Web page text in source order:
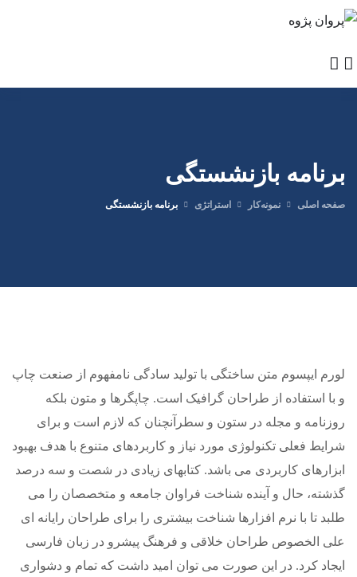
برنامه بازنشستگی
صفحه اصلی نمونه‌کار استراتژی برنامه بازنشستگی
لورم ایپسوم متن ساختگی با تولید سادگی نامفهوم از صنعت چاپ
و با استفاده از طراحان گرافیک است. چاپگرها و متون بلکه
روزنامه و مجله در ستون و سطرآنچنان که لازم است و برای
شرایط فعلی تکنولوژی مورد نیاز و کاربردهای متنوع با هدف بهبود
ابزارهای کاربردی می باشد. کتابهای زیادی در شصت و سه درصد
گذشته، حال و آینده شناخت فراوان جامعه و متخصصان را می
طلبد تا با نرم افزارها شناخت بیشتری را برای طراحان رایانه ای
علی الخصوص طراحان خلاقی و فرهنگ پیشرو در زبان فارسی
ایجاد کرد. در این صورت می توان امید داشت که تمام و دشواری